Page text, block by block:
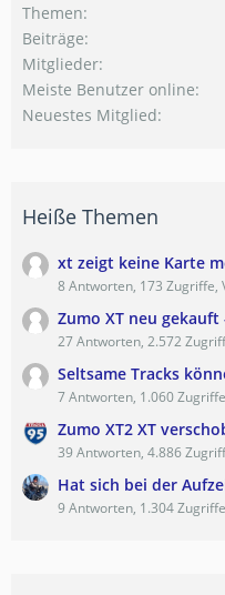
Themen
Beiträge
Mitglieder
Meiste Benutzer online
Neuestes Mitglied
Heiße Themen
xt zeigt keine Karte
8 Antworten, 173 Zugriffe,
Zumo XT neu
27 Antworten, 2.572
Seltsame Tracks
7 Antworten, 1.060
Zumo XT2 XT
39 Antworten, 4.886
Hat sich bei der
9 Antworten, 1.304